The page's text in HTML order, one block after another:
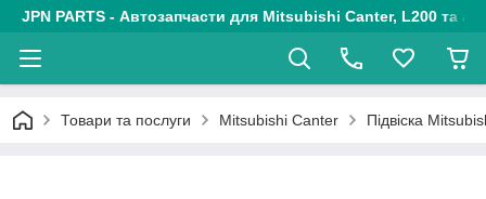
JPN PARTS - Автозапчасти для Mitsubishi Canter, L200 та
Товари та послуги Mitsubishi Canter Підвіска